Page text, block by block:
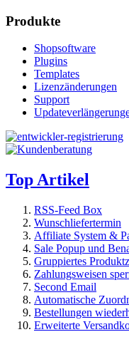
Produkte
Shopsoftware
Plugins
Templates
Lizenzänderungen
Support
Top Artikel
RSS-Feed Box
Wunschliefertermin
Affiliate System &
Sale Popup und
Gruppiertes
Zahlungsweisen
Second Email
Automatische
Bestellungen
Erweiterte